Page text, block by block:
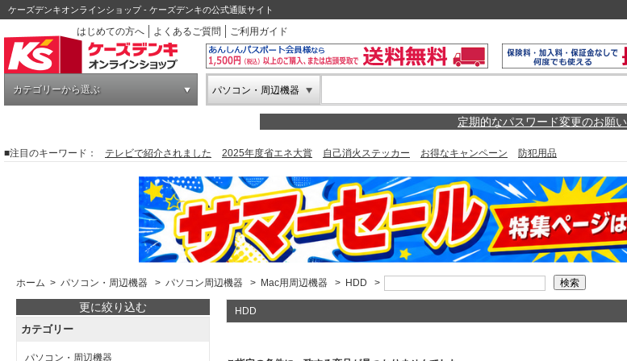
ケーズデンキオンラインショップ - ケーズデンキの公式通販サイト
はじめての方へ
よくあるご質問 ご利用ガイド
カテゴリーから選ぶ パソコン・周辺機器
定期的なパスワード変更のお願い
■注目のキーワード： テレビで紹介されました 2025年度省エネ大賞 自己消火ステッカー お得なキャンペーン 防犯用品
ホーム > パソコン・周辺機器 > パソコン周辺機器 > Mac用周辺機器 > HDD >
更に絞り込む
カテゴリー
パソコン・周辺機器
HDD